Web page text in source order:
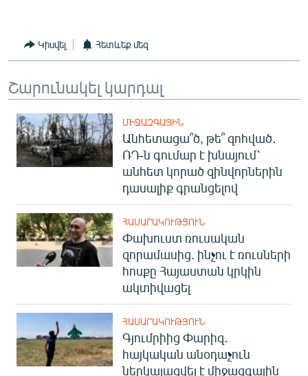
ՀԵՏԵՎԵՔ ՄԵԶ
«Ազատության» բոլոր կայքերը
Կիսվել Հետևեք մեզ
Շարունակել կարդալ
ՄԻՋԱԶԳԱՅԻՆ
Անհետացա՞ծ, թե՞ զոհված․
ՌԴ-ն գումար է խնայում՝
անհետ կորած զինվորներին
դասալիք գրանցելով
ՀԱՍԱՐԱԿՈՒԹՅՈՒՆ
Փախուստ ռուսական
զորամասից. ինչու է ռուսների
հոսքը Հայաստան կրկին
ակտիվացել
ՀԱՍԱՐԱԿՈՒԹՅՈՒՆ
Գյումրիից Փարիզ․
հայկական անօդաչուն
ներկայացվել է միջազգային